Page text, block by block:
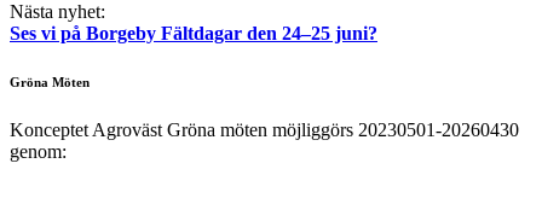
Nästa nyhet:
Ses vi på Borgeby Fältdagar den 24–25 juni?
Gröna Möten
Konceptet Agroväst Gröna möten möjliggörs 20230501-20260430
genom: